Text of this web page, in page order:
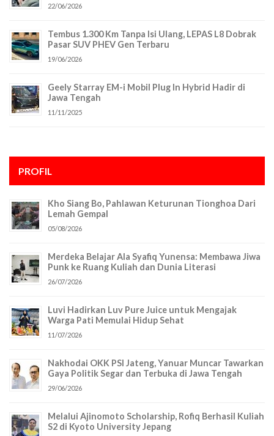
22/06/2026
Tembus 1.300 Km Tanpa Isi Ulang, LEPAS L8 Dobrak
Pasar SUV PHEV Gen Terbaru
19/06/2026
Geely Starray EM-i Mobil Plug In Hybrid Hadir di
Jawa Tengah
11/11/2025
PROFIL
Kho Siang Bo, Pahlawan Keturunan Tionghoa Dari
Lemah Gempal
05/08/2026
Merdeka Belajar Ala Syafiq Yunensa: Membawa Jiwa
Punk ke Ruang Kuliah dan Dunia Literasi
26/07/2026
Luvi Hadirkan Luv Pure Juice untuk Mengajak
Warga Pati Memulai Hidup Sehat
11/07/2026
Nakhodai OKK PSI Jateng, Yanuar Muncar Tawarkan
Gaya Politik Segar dan Terbuka di Jawa Tengah
29/06/2026
Melalui Ajinomoto Scholarship, Rofiq Berhasil Kuliah
S2 di Kyoto University Jepang